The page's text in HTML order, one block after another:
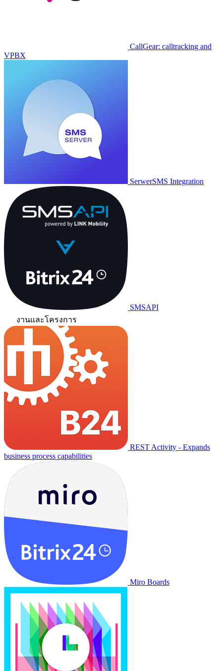
CallGear: calltracking and
VPBX
SerwerSMS Integration
SMSAPI
งานและโครงการ
REST Activity - Expands
business process capabilities
Miro Boards